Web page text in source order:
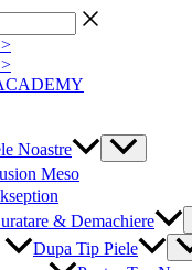
Noastre
Menu
Toggle
Meso
& Demachiere
Dupa Tip Piele